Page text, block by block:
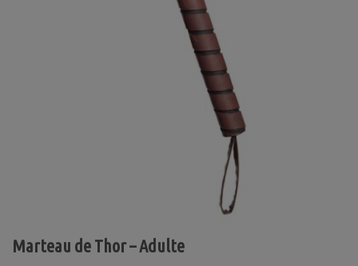
Marteau de Thor – Adulte